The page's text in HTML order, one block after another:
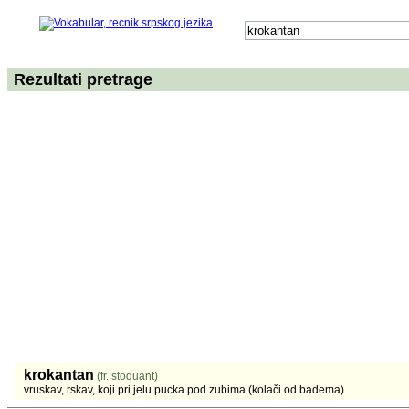
Rezultati pretrage
krokantan (fr. stoquant)
vruskav, rskav, koji pri jelu pucka pod zubima (kolači od badema).